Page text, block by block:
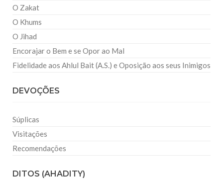
O Zakat
O Khums
O Jihad
Encorajar o Bem e se Opor ao Mal
Fidelidade aos Ahlul Bait (A.S.) e Oposição aos seus Inimigos
DEVOÇÕES
Súplicas
Visitações
Recomendações
DITOS (AHADITY)